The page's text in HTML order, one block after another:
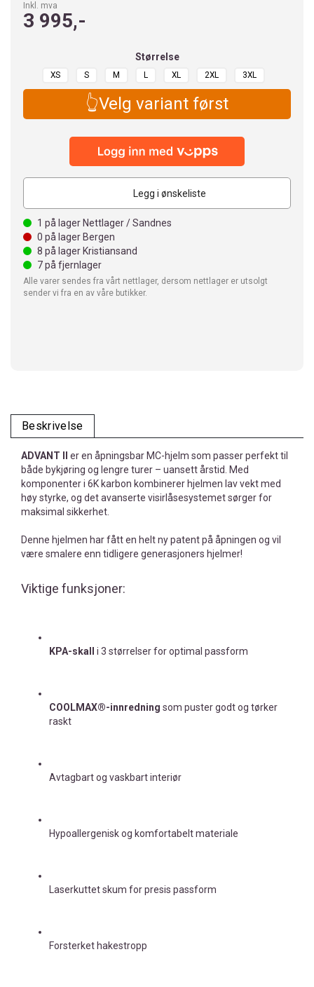
Inkl. mva
3 995,-
Størrelse
XS S M L XL 2XL 3XL
👆Velg variant først
Legg i ønskeliste
1 på lager Nettlager / Sandnes
0 på lager Bergen
8 på lager Kristiansand
7på fjernlager
Alle varer sendes fra vårt nettlager, dersom nettlager er utsolgt
sender vi fra en av våre butikker.
Beskrivelse
ADVANT II
er en åpningsbar MC-hjelm som passer perfekt til
både bykjøring og lengre turer – uansett årstid. Med
komponenter i 6K karbon kombinerer hjelmen lav vekt med
høy styrke, og det avanserte visirlåsesystemet sørger for
maksimal sikkerhet.
Denne hjelmen har fått en helt ny patent på åpningen og vil
være smalere enn tidligere generasjoners hjelmer!
Viktige funksjoner:
KPA-skall i 3 størrelser for optimal passform
COOLMAX®-innredning som puster godt og tørker
raskt
Avtagbart og vaskbart interiør
Hypoallergenisk og komfortabelt materiale
Laserkuttet skum for presis passform
Forsterket hakestropp